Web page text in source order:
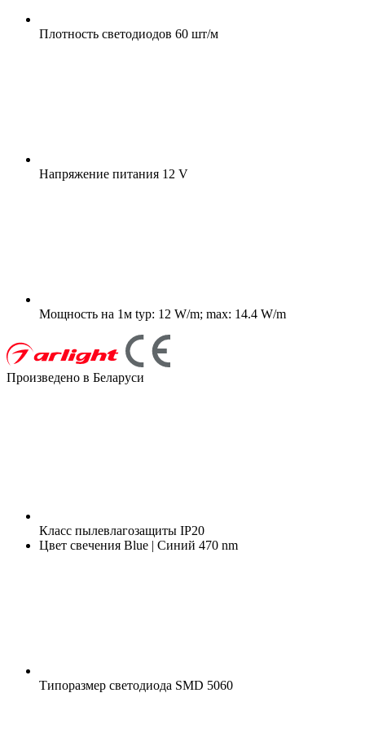
Плотность светодиодов 60 шт/м
Напряжение питания 12 V
Мощность на 1м typ: 12 W/m; max: 14.4 W/m
Произведено в Беларуси
Класс пылевлагозащиты IP20
Цвет свечения Blue | Синий 470 nm
Типоразмер светодиода SMD 5060